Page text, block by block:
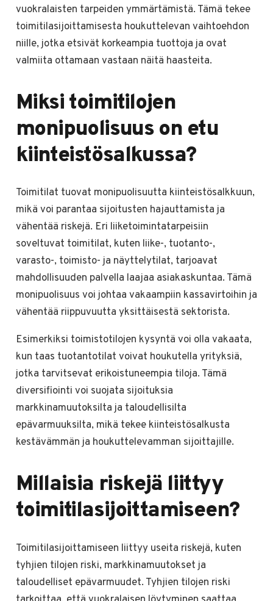
vuokralaisten tarpeiden ymmärtämistä. Tämä tekee
toimitilasijoittamisesta houkuttelevan vaihtoehdon
niille, jotka etsivät korkeampia tuottoja ja ovat
valmiita ottamaan vastaan näitä haasteita.
Miksi toimitilojen
monipuolisuus on etu
kiinteistösalkussa?
Toimitilat tuovat monipuolisuutta kiinteistösalkkuun,
mikä voi parantaa sijoitusten hajauttamista ja
vähentää riskejä. Eri liiketoimintatarpeisiin
soveltuvat toimitilat, kuten liike-, tuotanto-,
varasto-, toimisto- ja näyttelytilat, tarjoavat
mahdollisuuden palvella laajaa asiakaskuntaa. Tämä
monipuolisuus voi johtaa vakaampiin kassavirtoihin ja
vähentää riippuvuutta yksittäisestä sektorista.
Esimerkiksi toimistotilojen kysyntä voi olla vakaata,
kun taas tuotantotilat voivat houkutella yrityksiä,
jotka tarvitsevat erikoistuneempia tiloja. Tämä
diversifiointi voi suojata sijoituksia
markkinamuutoksilta ja taloudellisilta
epävarmuuksilta, mikä tekee kiinteistösalkusta
kestävämmän ja houkuttelevamman sijoittajille.
Millaisia riskejä liittyy
toimitilasijoittamiseen?
Toimitilasijoittamiseen liittyy useita riskejä, kuten
tyhjien tilojen riski, markkinamuutokset ja
taloudelliset epävarmuudet. Tyhjien tilojen riski